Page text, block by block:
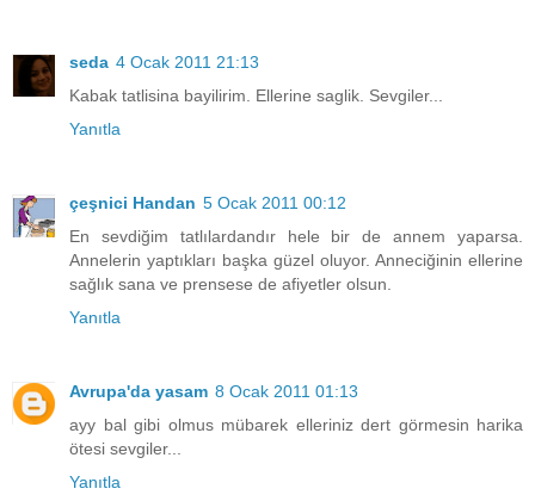
seda 4 Ocak 2011 21:13
Kabak tatlisina bayilirim. Ellerine saglik. Sevgiler...
Yanıtla
çeşnici Handan 5 Ocak 2011 00:12
En sevdiğim tatlılardandır hele bir de annem yaparsa.
Annelerin yaptıkları başka güzel oluyor. Anneciğinin ellerine
sağlık sana ve prensese de afiyetler olsun.
Yanıtla
Avrupa'da yasam 8 Ocak 2011 01:13
ayy bal gibi olmus mübarek elleriniz dert görmesin harika
ötesi sevgiler...
Yanıtla